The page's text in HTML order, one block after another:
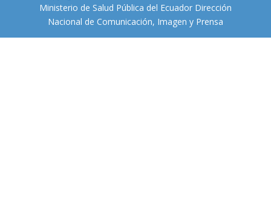
Ministerio de Salud Pública del Ecuador Dirección
Nacional de Comunicación, Imagen y Prensa